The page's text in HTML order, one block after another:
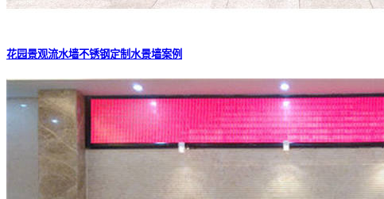
花园景观流水墙不锈钢定制水景墙案例